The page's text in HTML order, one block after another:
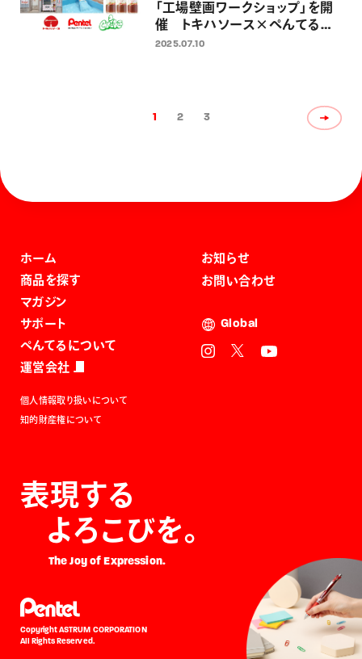
「工場壁画ワークショップ」を開
催 トキハソース×ぺんてる×
ミズグチグッチ氏共同企画
2025.07.10
1 2 3
ホーム
商品を探す
マガジン
サポート
ぺんてるについて
運営会社
お知らせ
お問い合わせ
Global
個人情報取り扱いについて
知的財産権について
表現する
よろこびを。
The Joy of Expression.
Copyright ASTRUM CORPORATION
All Rights Reserved.